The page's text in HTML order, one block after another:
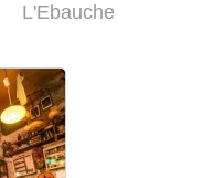
L'Ebauche